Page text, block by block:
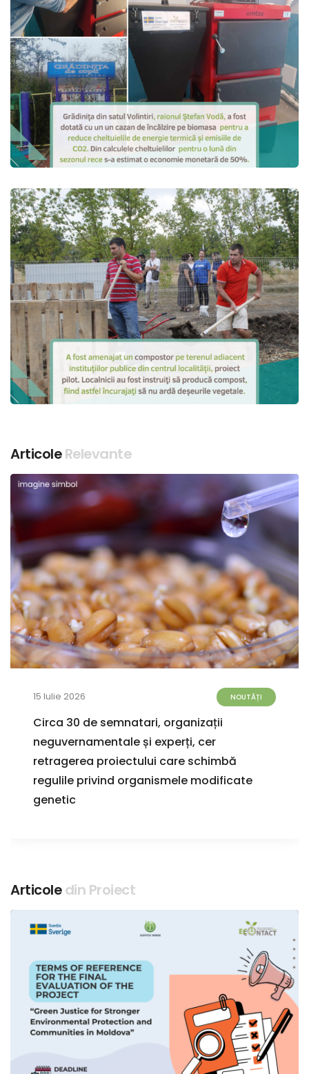
ArticoleRelevante
15 Iulie 2026 NOUTĂȚI
Circa 30 de semnatari, organizații
neguvernamentale și experți, cer
retragerea proiectului care schimbă
regulile privind organismele modificate
genetic
Articoledin Proiect